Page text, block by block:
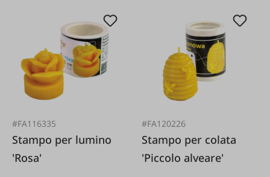
#FA116335
Stampo per lumino
'Rosa'
#FA120226
Stampo per colata
'Piccolo alveare'